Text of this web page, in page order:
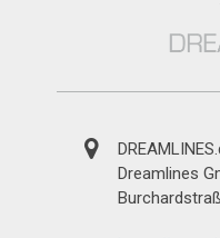
Dreamlines